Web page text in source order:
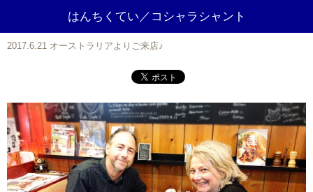
はんちくてい／コシャラシャント
2017.6.21 オーストラリアよりご来店♪